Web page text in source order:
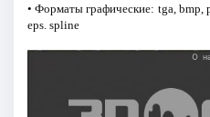
• Форматы графические: tga, bmp,
eps. spline